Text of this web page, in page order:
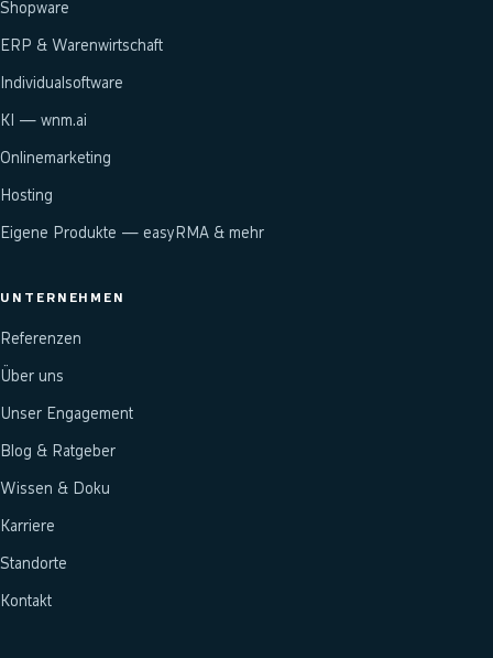
Shopware
ERP & Warenwirtschaft
Individualsoftware
KI — wnm.ai
Onlinemarketing
Hosting
Eigene Produkte — easyRMA & mehr
UNTERNEHMEN
Referenzen
Über uns
Unser Engagement
Blog & Ratgeber
Wissen & Doku
Karriere
Standorte
Kontakt